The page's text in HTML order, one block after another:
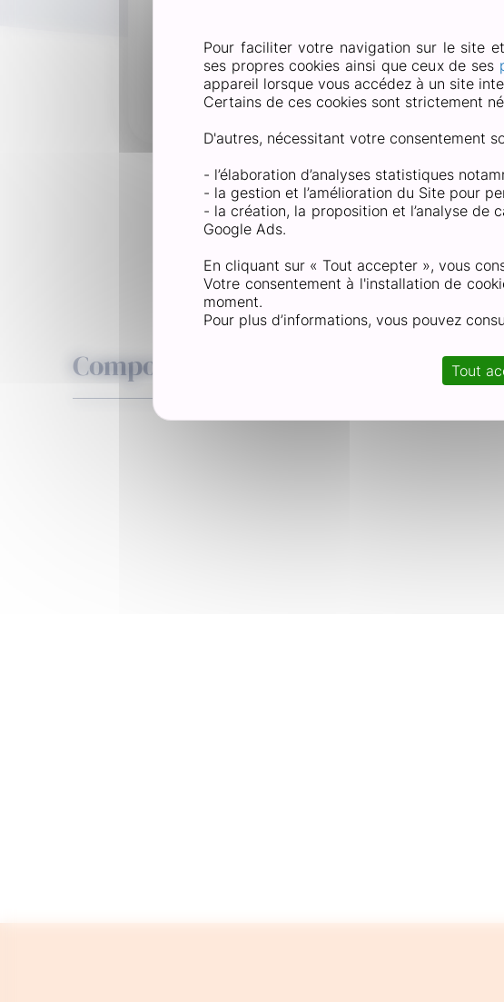
Les crevasses sont des plaies fines et
de fissures plus ou moins profondes).
créant de vives douleurs. Les origines
aux frottements.
Composition
Huile de germe de blé, Nitrocellulose, Isopropanol,
Hyrdroxypropylcellulose, Huile de ricin, Ethanol, Acétate
Pour faciliter votre navigation sur le site
ses propres cookies ainsi que ceux de ses
appareil lorsque vous accédez à un site
Certains de ces cookies sont strictement
D'autres, nécessitant votre consentement
- l’élaboration d’analyses statistiques
- la gestion et l’amélioration du Site pour
- la création, la proposition et l’analyse de
Google Ads.
En cliquant sur « Tout accepter », vous
Votre consentement à l'installation de
moment.
Pour plus d’informations, vous pouvez
Tout